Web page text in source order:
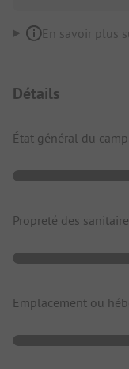
En savoir plus
Détails
État général du
Propreté des
Emplacement ou